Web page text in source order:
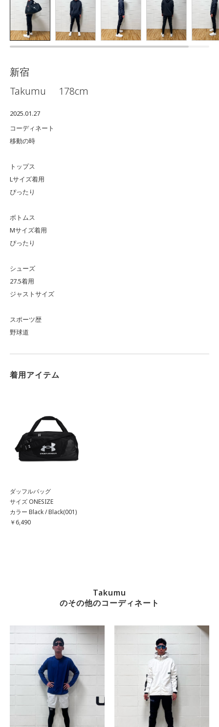
新宿
Takumu
178cm
2025.01.27
コーディネート
移動の時
トップス
Lサイズ着用
ぴったり
ボトムス
Mサイズ着用
ぴったり
シューズ
27.5着用
ジャストサイズ
スポーツ歴
野球道
着用アイテム
ダッフルバッグ
サイズ ONESIZE
カラー Black / Black(001)
￥6,490
Takumu
のその他のコーディネート